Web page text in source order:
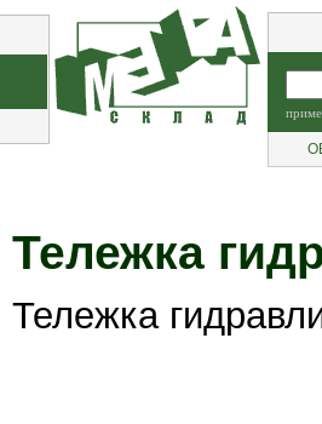
Тележка
Тележка